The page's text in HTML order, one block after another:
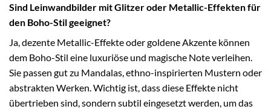
Sind Leinwandbilder mit Glitzer oder Metallic-Effekten für
den Boho-Stil geeignet?
Ja, dezente Metallic-Effekte oder goldene Akzente können
dem Boho-Stil eine luxuriöse und magische Note verleihen.
Sie passen gut zu Mandalas, ethno-inspirierten Mustern oder
abstrakten Werken. Wichtig ist, dass diese Effekte nicht
übertrieben sind, sondern subtil eingesetzt werden, um das